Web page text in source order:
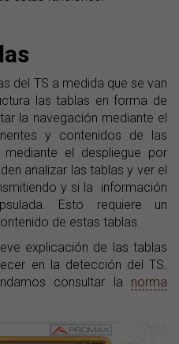
del TS a medida que se van
las tablas en forma de
la navegación mediante el
y contenidos de las
el despliegue por
analizar las tablas y ver el
y si la información
Esto requiere un
de estas tablas.
explicación de las tablas
en la detección del TS.
consultar la norma